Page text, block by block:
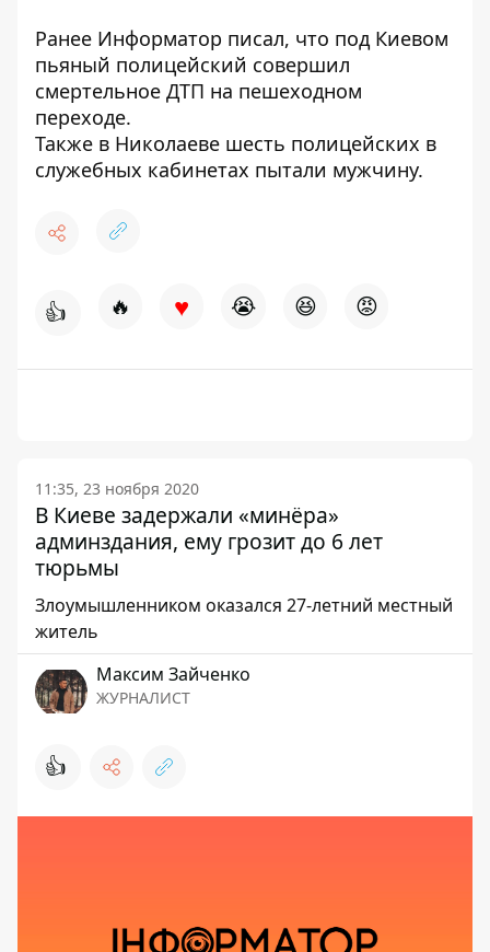
Ранее Информатор писал, что под Киевом
пьяный полицейский совершил
смертельное ДТП на пешеходном
переходе.
Также в Николаеве шесть полицейских в
служебных кабинетах пытали мужчину.
👍 🔥 ♥ 😭 😆 😡
11:35, 23 ноября 2020
В Киеве задержали «минёра»
админздания, ему грозит до 6 лет
тюрьмы
Злоумышленником оказался 27-летний местный
житель
Максим Зайченко
ЖУРНАЛИСТ
👍